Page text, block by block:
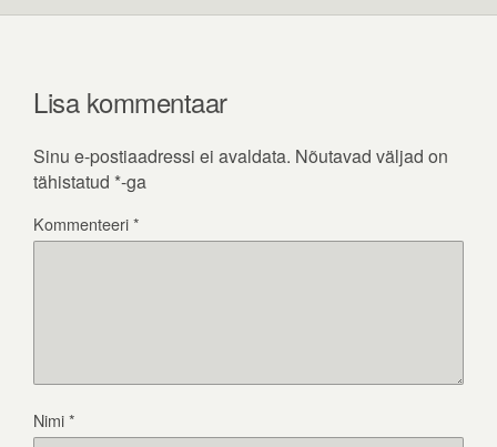
Lisa kommentaar
Sinu e-postiaadressi ei avaldata. Nõutavad väljad on
tähistatud *-ga
Kommenteeri*
Nimi*